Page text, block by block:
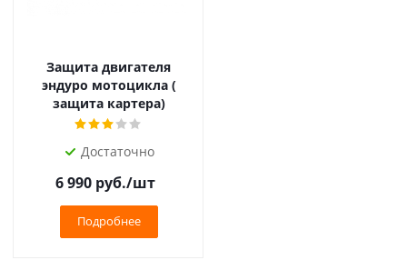
Защита двигателя
эндуро мотоцикла (
защита картера)
Достаточно
6 990 руб./шт
Подробнее